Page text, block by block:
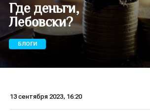
Где деньги,
Лебовски?
БЛОГИ
13 сентября 2023, 16:20